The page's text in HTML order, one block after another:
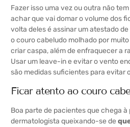
Fazer isso uma vez ou outra não
achar que vai domar o volume dos
volta deles é assinar um atestado
o couro cabeludo molhado por
criar caspa, além de enfraquecer a
Usar um leave-in e evitar o vento
são medidas suficientes para evitar
Ficar atento ao couro
Boa parte de pacientes que chega
dermatologista queixando-se de